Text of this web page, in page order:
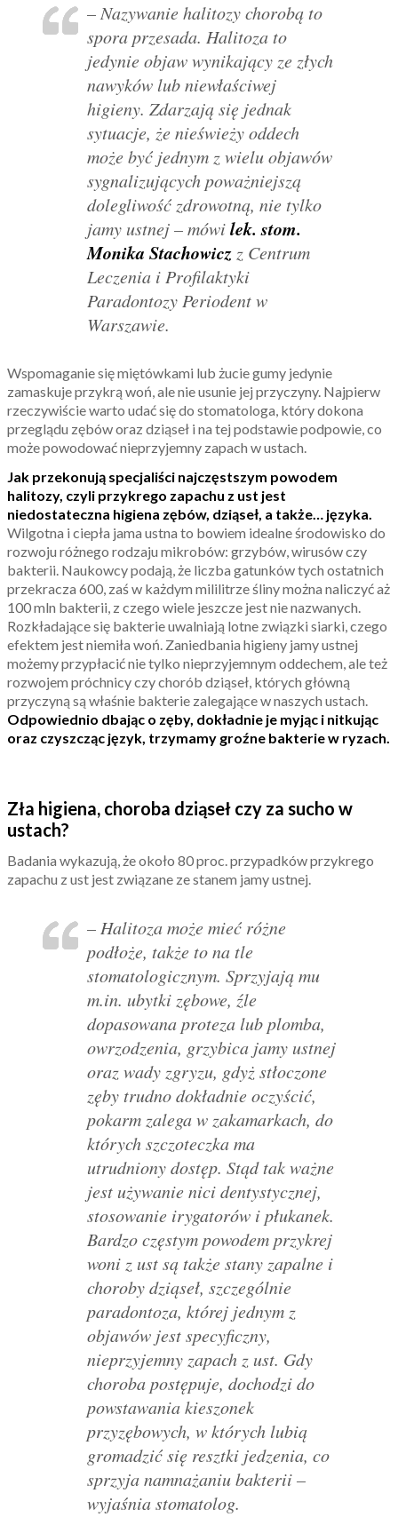
– Nazywanie halitozy chorobą to
spora przesada. Halitoza to
jedynie objaw wynikający ze złych
nawyków lub niewłaściwej
higieny. Zdarzają się jednak
sytuacje, że nieświeży oddech
może być jednym z wielu objawów
sygnalizujących poważniejszą
dolegliwość zdrowotną, nie tylko
jamy ustnej– mówilek. stom.
Monika Stachowicz z Centrum
Leczenia i Profilaktyki
Paradontozy Periodent w
Warszawie.
Wspomaganie się miętówkami lub żucie gumy jedynie
zamaskuje przykrą woń, ale nie usunie jej przyczyny. Najpierw
rzeczywiście warto udać się do stomatologa, który dokona
przeglądu zębów oraz dziąseł i na tej podstawie podpowie, co
może powodować nieprzyjemny zapach w ustach.
Jak przekonują specjaliści najczęstszym powodem
halitozy, czyli przykrego zapachu z ust jest
niedostateczna higiena zębów, dziąseł, a także… języka.
Wilgotna i ciepła jama ustna to bowiem idealne środowisko do
rozwoju różnego rodzaju mikrobów: grzybów, wirusów czy
bakterii. Naukowcy podają, że liczba gatunków tych ostatnich
przekracza 600, zaś w każdym mililitrze śliny można naliczyć aż
100 mln bakterii, z czego wiele jeszcze jest nie nazwanych.
Rozkładające się bakterie uwalniają lotne związki siarki, czego
efektem jest niemiła woń. Zaniedbania higieny jamy ustnej
możemy przypłacić nie tylko nieprzyjemnym oddechem, ale też
rozwojem próchnicy czy chorób dziąseł, których główną
przyczyną są właśnie bakterie zalegające w naszych ustach.
Odpowiednio dbając o zęby, dokładnie je myjąc i nitkując
oraz czyszcząc język, trzymamy groźne bakterie w ryzach.
Zła higiena, choroba dziąseł czy za sucho w
ustach?
Badania wykazują, że około 80 proc. przypadków przykrego
zapachu z ust jest związane ze stanem jamy ustnej.
– Halitoza może mieć różne
podłoże, także to na tle
stomatologicznym. Sprzyjają mu
m.in. ubytki zębowe, źle
dopasowana proteza lub plomba,
owrzodzenia, grzybica jamy ustnej
oraz wady zgryzu, gdyż stłoczone
zęby trudno dokładnie oczyścić,
pokarm zalega w zakamarkach, do
których szczoteczka ma
utrudniony dostęp. Stąd tak ważne
jest używanie nici dentystycznej,
stosowanie irygatorów i płukanek.
Bardzo częstym powodem przykrej
woni z ust są także stany zapalne i
choroby dziąseł, szczególnie
paradontoza, której jednym z
objawów jest specyficzny,
nieprzyjemny zapach z ust. Gdy
choroba postępuje, dochodzi do
powstawania kieszonek
przyzębowych, w których lubią
gromadzić się resztki jedzenia, co
sprzyja namnażaniu bakterii–
wyjaśnia stomatolog.